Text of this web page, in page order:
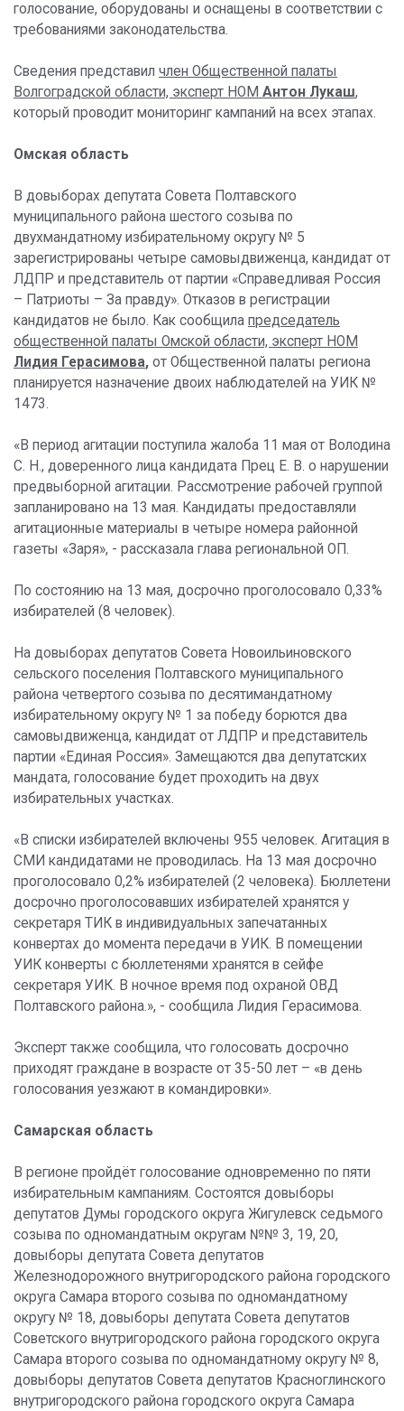
голосование, оборудованы и оснащены в соответствии с
требованиями законодательства.
Сведения представил член Общественной палаты
Волгоградской области, эксперт НОМ Антон Лукаш,
который проводит мониторинг кампаний на всех этапах.
Омская область
В довыборах депутата Совета Полтавского
муниципального района шестого созыва по
двухмандатному избирательному округу № 5
зарегистрированы четыре самовыдвиженца, кандидат от
ЛДПР и представитель от партии «Справедливая Россия
– Патриоты – За правду». Отказов в регистрации
кандидатов не было. Как сообщила председатель
общественной палаты Омской области, эксперт НОМ
Лидия Герасимова, от Общественной палаты региона
планируется назначение двоих наблюдателей на УИК №
1473.
«В период агитации поступила жалоба 11 мая от Володина
С. Н., доверенного лица кандидата Прец Е. В. о нарушении
предвыборной агитации. Рассмотрение рабочей группой
запланировано на 13 мая. Кандидаты предоставляли
агитационные материалы в четыре номера районной
газеты «Заря», - рассказала глава региональной ОП.
По состоянию на 13 мая, досрочно проголосовало 0,33%
избирателей (8 человек).
На довыборах депутатов Совета Новоильиновского
сельского поселения Полтавского муниципального
района четвертого созыва по десятимандатному
избирательному округу № 1 за победу борются два
самовыдвиженца, кандидат от ЛДПР и представитель
партии «Единая Россия». Замещаются два депутатских
мандата, голосование будет проходить на двух
избирательных участках.
«В списки избирателей включены 955 человек. Агитация в
СМИ кандидатами не проводилась. На 13 мая досрочно
проголосовало 0,2% избирателей (2 человека). Бюллетени
досрочно проголосовавших избирателей хранятся у
секретаря ТИК в индивидуальных запечатанных
конвертах до момента передачи в УИК. В помещении
УИК конверты с бюллетенями хранятся в сейфе
секретаря УИК. В ночное время под охраной ОВД
Полтавского района.», - сообщила Лидия Герасимова.
Эксперт также сообщила, что голосовать досрочно
приходят граждане в возрасте от 35-50 лет – «в день
голосования уезжают в командировки».
Самарская область
В регионе пройдёт голосование одновременно по пяти
избирательным кампаниям. Состоятся довыборы
депутатов Думы городского округа Жигулевск седьмого
созыва по одномандатным округам №№ 3, 19, 20,
довыборы депутата Совета депутатов
Железнодорожного внутригородского района городского
округа Самара второго созыва по одномандатному
округу № 18, довыборы депутата Совета депутатов
Советского внутригородского района городского округа
Самара второго созыва по одномандатному округу № 8,
довыборы депутатов Совета депутатов Красноглинского
внутригородского района городского округа Самара